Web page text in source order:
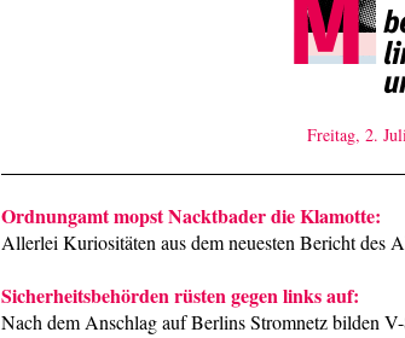
Freitag, 2.
Ordnungamt mopst Nacktbader die Klamotte:
Allerlei Kuriositäten aus dem neuesten Bericht des
Sicherheitsbehörden rüsten gegen links auf:
Nach dem Anschlag auf Berlins Stromnetz bilden